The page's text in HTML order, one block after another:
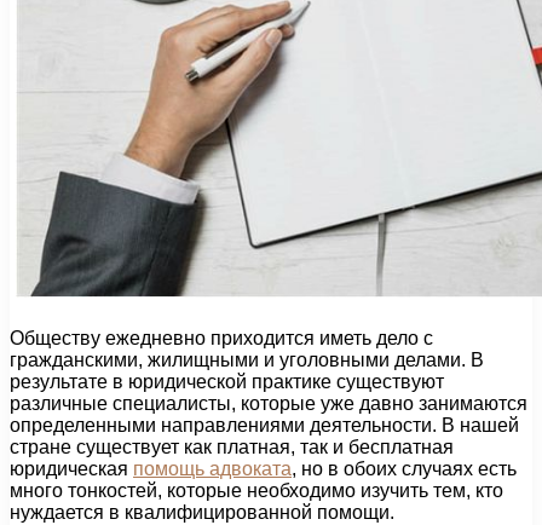
Обществу ежедневно приходится иметь дело с
гражданскими, жилищными и уголовными делами. В
результате в юридической практике существуют
различные специалисты, которые уже давно занимаются
определенными направлениями деятельности. В нашей
стране существует как платная, так и бесплатная
юридическая помощь адвоката, но в обоих случаях есть
много тонкостей, которые необходимо изучить тем, кто
нуждается в квалифицированной помощи.